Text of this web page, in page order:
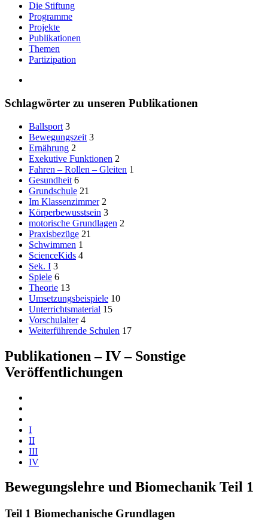
Die Stiftung
Programme
Projekte
Publikationen
Themen
Partizipation
Schlagwörter zu unseren Publikationen
Ballsport 3
Bewegungszeit 3
Ernährung 2
Exekutive Funktionen 2
Fahren – Rollen – Gleiten 1
Gesundheit 6
Grundschule 21
Im Klassenzimmer 2
Körperbewusstsein 3
motorische Grundlagen 2
Praxisbezüge 21
Schwimmen 1
ScienceKids 4
Sek. I 3
Spiele 6
Theorie 13
Umsetzungsbeispiele 10
Unterrichtsmaterial 15
Vorschulalter 4
Weiterführende Schulen 17
Publikationen – IV – Sonstige
Veröffentlichungen
I
II
III
IV
Bewegungslehre und Biomechanik Teil 1
Teil 1 Biomechanische Grundlagen